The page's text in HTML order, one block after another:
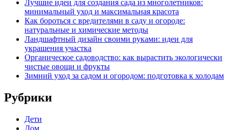
Лучшие идеи для создания сада из многолетников:
минимальный уход и максимальная красота
Как бороться с вредителями в саду и огороде:
натуральные и химические методы
Ландшафтный дизайн своими руками: идеи для
украшения участка
Органическое садоводство: как вырастить экологически
чистые овощи и фрукты
Зимний уход за садом и огородом: подготовка к холодам
Рубрики
Дети
Дом